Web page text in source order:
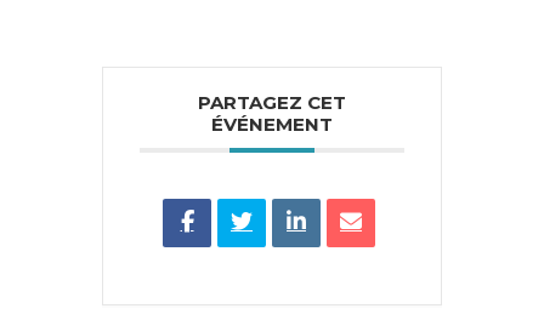
PARTAGEZ CET
ÉVÉNEMENT